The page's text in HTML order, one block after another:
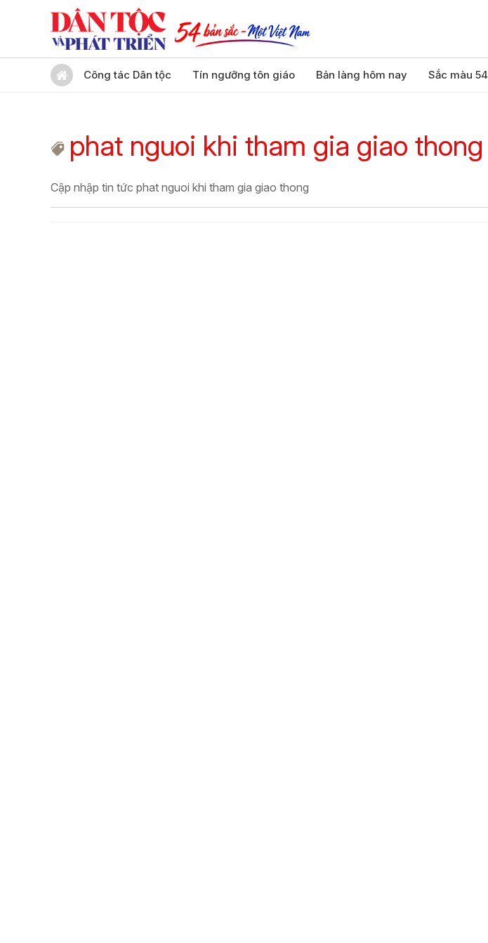
Công tác Dân tộc Tín ngưỡng tôn giáo Bản làng hôm nay Sắc màu 54
phat nguoi khi tham gia giao thong
Cập nhập tin tức phat nguoi khi tham gia giao thong